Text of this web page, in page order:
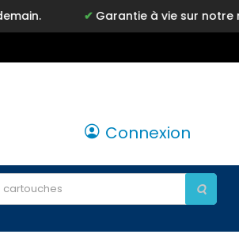
Garantie à vie sur notre
Connexion